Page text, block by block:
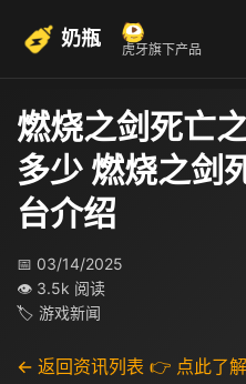
奶瓶 虎牙旗下产品
燃烧之剑死亡
多少 燃烧之剑
台介绍
📅 03/14/2025
👁 3.5k 阅读
🏷 游戏新闻
← 返回资讯列表 👉 点此了